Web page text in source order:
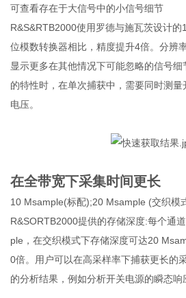
可查看存在于大信号中的小信号细节
R&S&RTB2000使用罗德与施瓦茨设计
位模数转换器相比，精度提升4倍。分辨
显示更多在其他情况下可能忽略的信号
的特性时，在单次捕获中，需要同时测
电压。
在全带宽下采集时间更长
10 Msample(标配);20 Msample (交织模
R&SORTB2000提供的存储深度:每个通
ple，在交织模式下存储深度可达20
0倍。用户可以在高采样率下捕获更长的
的分析结果，例如分析开关电源的瞬态响